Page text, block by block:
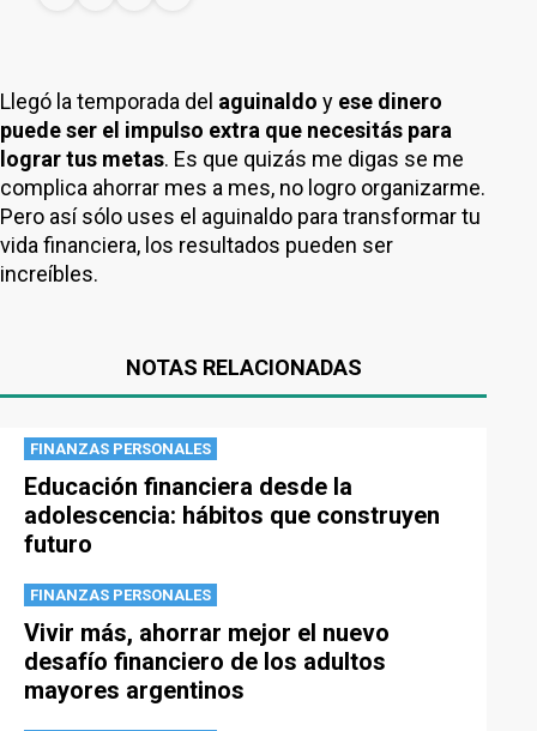
Llegó la temporada del aguinaldo y ese dinero
puede ser el impulso extra que necesitás para
lograr tus metas. Es que quizás me digas se me
complica ahorrar mes a mes, no logro organizarme.
Pero así sólo uses el aguinaldo para transformar tu
vida financiera, los resultados pueden ser
increíbles.
NOTAS RELACIONADAS
FINANZAS PERSONALES
Educación financiera desde la
adolescencia: hábitos que construyen
futuro
FINANZAS PERSONALES
Vivir más, ahorrar mejor el nuevo
desafío financiero de los adultos
mayores argentinos